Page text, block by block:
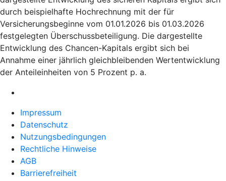
durch beispielhafte Hochrechnung mit der für
Versicherungsbeginne vom 01.01.2026 bis 01.03.2026
festgelegten Überschussbeteiligung. Die dargestellte
Entwicklung des Chancen-Kapitals ergibt sich bei
Annahme einer jährlich gleichbleibenden Wertentwicklung
der Anteileinheiten von 5 Prozent p. a.
Impressum
Datenschutz
Nutzungsbedingungen
Rechtliche Hinweise
AGB
Barrierefreiheit